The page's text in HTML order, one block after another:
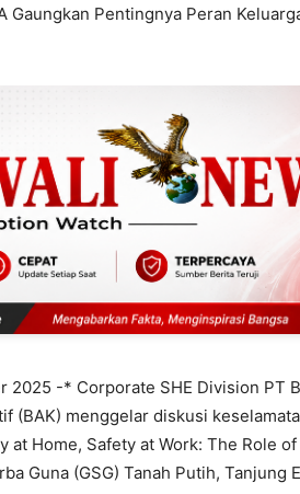
Gaungkan Pentingnya Peran
2025 -* Corporate SHE Division PT
(BAK) menggelar diskusi
at Home, Safety at Work: The Role
Guna (GSG) Tanah Putih, Tanjung